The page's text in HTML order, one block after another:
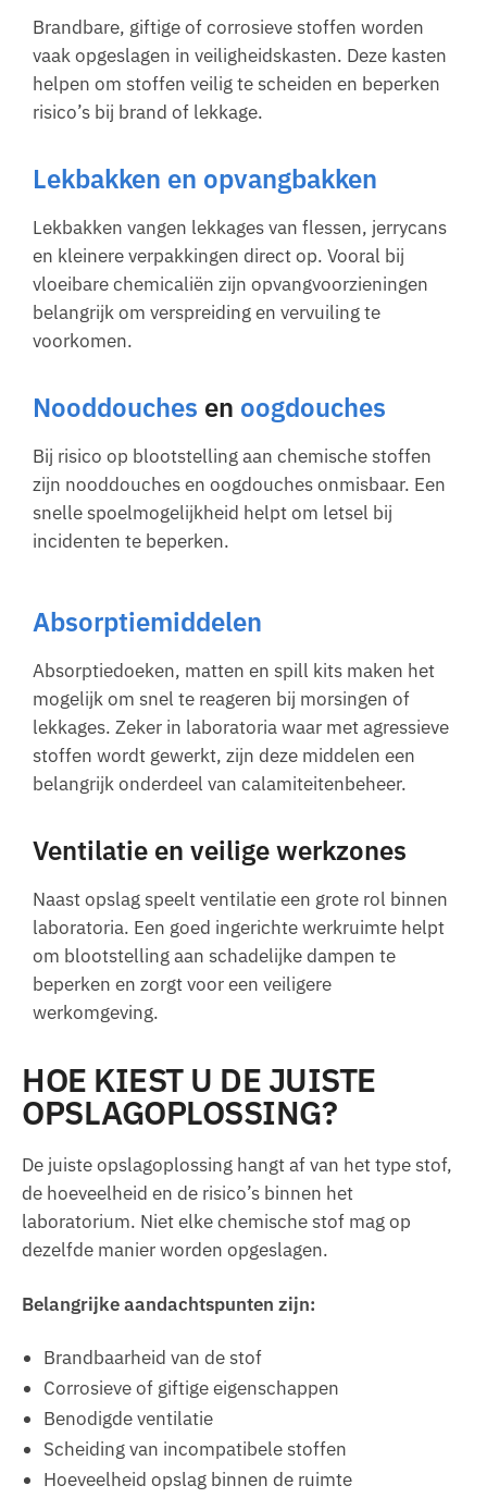
Brandbare, giftige of corrosieve stoffen worden
vaak opgeslagen in veiligheidskasten. Deze kasten
helpen om stoffen veilig te scheiden en beperken
risico’s bij brand of lekkage.
Lekbakken en opvangbakken
Lekbakken vangen lekkages van flessen, jerrycans
en kleinere verpakkingen direct op. Vooral bij
vloeibare chemicaliën zijn opvangvoorzieningen
belangrijk om verspreiding en vervuiling te
voorkomen.
Nooddouches en oogdouches
Bij risico op blootstelling aan chemische stoffen
zijn nooddouches en oogdouches onmisbaar. Een
snelle spoelmogelijkheid helpt om letsel bij
incidenten te beperken.
Absorptiemiddelen
Absorptiedoeken, matten en spill kits maken het
mogelijk om snel te reageren bij morsingen of
lekkages. Zeker in laboratoria waar met agressieve
stoffen wordt gewerkt, zijn deze middelen een
belangrijk onderdeel van calamiteitenbeheer.
Ventilatie en veilige werkzones
Naast opslag speelt ventilatie een grote rol binnen
laboratoria. Een goed ingerichte werkruimte helpt
om blootstelling aan schadelijke dampen te
beperken en zorgt voor een veiligere
werkomgeving.
HOE KIEST U DE JUISTE
OPSLAGOPLOSSING?
De juiste opslagoplossing hangt af van het type stof,
de hoeveelheid en de risico’s binnen het
laboratorium. Niet elke chemische stof mag op
dezelfde manier worden opgeslagen.
Belangrijke aandachtspunten zijn:
Brandbaarheid van de stof
Corrosieve of giftige eigenschappen
Benodigde ventilatie
Scheiding van incompatibele stoffen
Hoeveelheid opslag binnen de ruimte